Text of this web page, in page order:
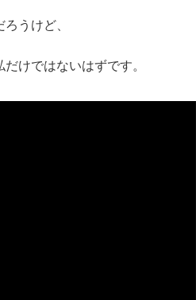
うけど、
けではないはずです。